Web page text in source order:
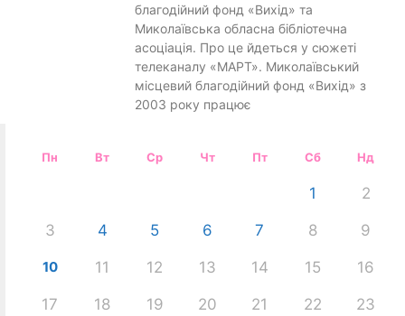
благодійний фонд «Вихід» та
Миколаївська обласна бібліотечна
асоціація. Про це йдеться у сюжеті
телеканалу «МАРТ». Миколаївський
місцевий благодійний фонд «Вихід» з
2003 року працює
Пн Вт Ср Чт Пт Сб Нд
1 2
3 4 5 6 7 8 9
10 11 12 13 14 15 16
17 18 19 20 21 22 23